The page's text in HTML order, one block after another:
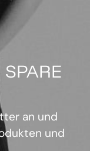
an und
und